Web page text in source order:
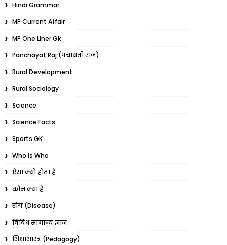
Hindi Grammar
MP Current Affair
MP One Liner Gk
Panchayat Raj (पंचायती राज)
Rural Development
Rural Sociology
Science
Science Facts
Sports GK
Who is Who
ऐसा क्यों होता है
कौन क्या है
रोग (Disease)
विविध सामान्य ज्ञान
शिक्षाशास्त्र (Pedagogy)